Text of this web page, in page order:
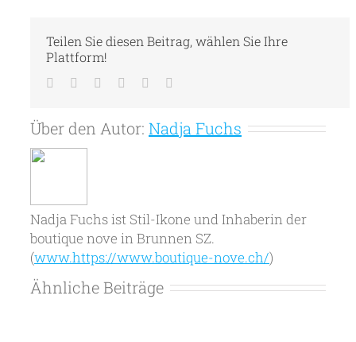
Teilen Sie diesen Beitrag, wählen Sie Ihre
Plattform!
Facebook
TwitterLinkedIn
TumblrPinterest
Über den Autor: Nadja Fuchs
Nadja Fuchs ist Stil-Ikone und Inhaberin der
boutique nove in Brunnen SZ.
(www.https://www.boutique-nove.ch/)
Ähnliche Beiträge